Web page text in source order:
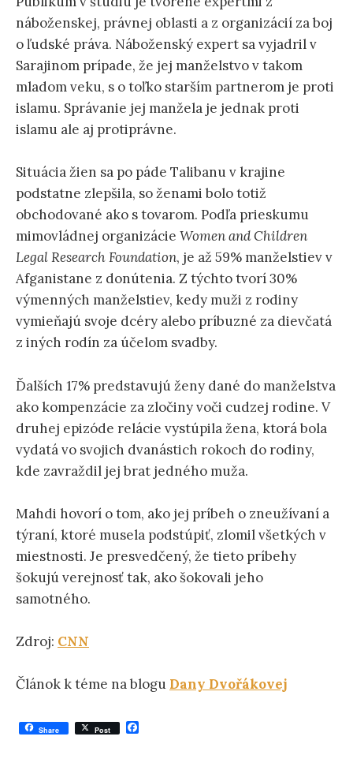
náboženskej, právnej oblasti a z organizácií za boj
o ľudské práva. Náboženský expert sa vyjadril v
Sarajinom prípade, že jej manželstvo v takom
mladom veku, s o toľko starším partnerom je proti
islamu. Správanie jej manžela je jednak proti
islamu ale aj protiprávne.
Situácia žien sa po páde Talibanu v krajine
podstatne zlepšila, so ženami bolo totiž
obchodované ako s tovarom. Podľa prieskumu
mimovládnej organizácie Women and Children
Legal Research Foundation, je až 59% manželstiev v
Afganistane z donútenia. Z týchto tvorí 30%
výmenných manželstiev, kedy muži z rodiny
vymieňajú svoje dcéry alebo príbuzné za dievčatá
z iných rodín za účelom svadby.
Ďalších 17% predstavujú ženy dané do manželstva
ako kompenzácie za zločiny voči cudzej rodine. V
druhej epizóde relácie vystúpila žena, ktorá bola
vydatá vo svojich dvanástich rokoch do rodiny,
kde zavraždil jej brat jedného muža.
Mahdi hovorí o tom, ako jej príbeh o zneužívaní a
týraní, ktoré musela podstúpiť, zlomil všetkých v
miestnosti. Je presvedčený, že tieto príbehy
šokujú verejnosť tak, ako šokovali jeho
samotného.
Zdroj: CNN
Článok k téme na blogu Dany Dvořákovej
Share Post